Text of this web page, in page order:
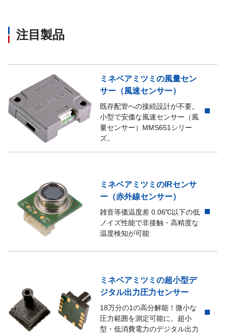
注目製品
ミネベアミツミの風量セン
サー（風速センサー）
既存配管への接続設計が不要。
小型で安価な風速センサー（風
量センサー）MMS651シリー
ズ。
ミネベアミツミのIRセンサ
ー（赤外線センサー）
雑音等価温度差 0.06℃以下の低
ノイズ性能で非接触・高精度な
温度検知が可能
ミネベアミツミの超小型デ
ジタル出力圧力センサー
18万分の1の高分解能！微小な
圧力範囲を測定可能に。超小
型・低消費電力のデジタル出力